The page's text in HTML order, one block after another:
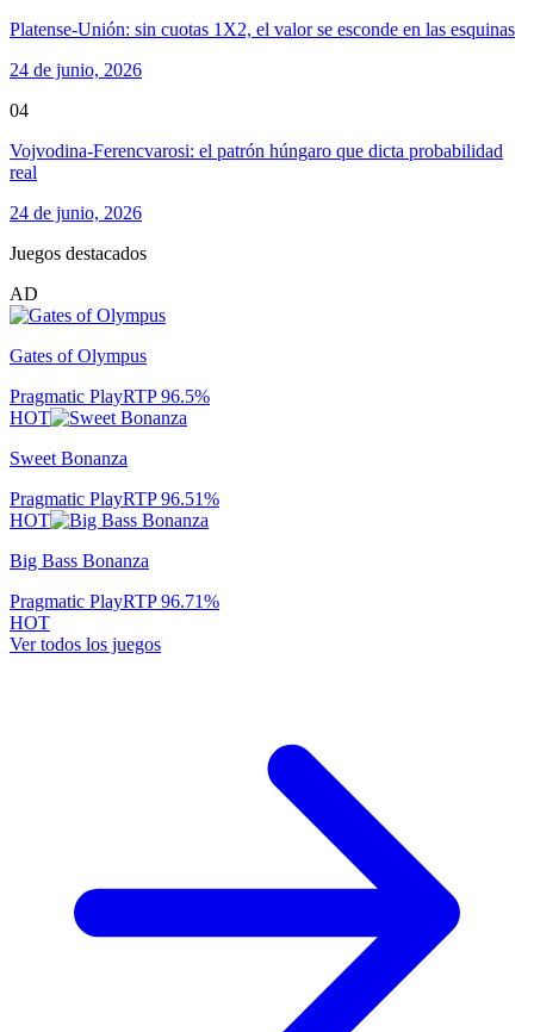
Platense-Unión: sin cuotas 1X2, el valor se esconde en las esquinas
24 de junio, 2026
04
Vojvodina-Ferencvarosi: el patrón húngaro que dicta probabilidad
real
24 de junio, 2026
Juegos destacados
AD
Gates of Olympus
Pragmatic PlayRTP96.5%
HOT
Sweet Bonanza
Pragmatic PlayRTP96.51%
HOT
Big Bass Bonanza
Pragmatic PlayRTP96.71%
HOT
Ver todos los juegos